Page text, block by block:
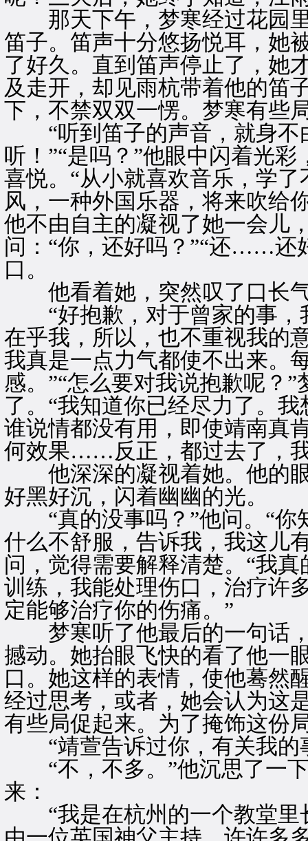
那天下午，梦寒经过花园里
笛子。笛声十分悠扬悦耳，她
了好久。直到笛声停止了，她
及走开，却见雨杭带着他的笛
下，不禁双双一愣。梦寒有些
“听到笛子的声音，就身不
听！”“是吗？”他眼中闪着光
喜悦。“从小就喜欢音乐，学
风，一种外国乐器，将来吹给
他不由自主的凝视了她一会儿
问：“你，还好吗？”“还……还
口。
他看着她，突然叹了口长
“好抱歉，对于曾家的事，
在乎我，所以，也不重视我的
我真是一点力气都使不出来。
感。”“怎么要对我说抱歉呢？
了。“我知道你已经尽力了。
谁说情都没有用，即使靖南真
何效果……反正，都过去了，
他深深的凝视着她。他的眼
好黑好沉，闪着幽幽的光。
“真的没事吗？”他问。“你
什么不舒服，告诉我，我这
问，觉得需要解释清楚。“我
训练，我能处理伤口，治疗许
定能够治疗你的伤痛。”
梦寒听了他最后的一句话，
撼动。她抬眼飞快的看了他一
口。她这样的表情，使他蓦然
经过思考，或者，她会认为这
有些局促起来。为了掩饰这份
“靖萱告诉过你，有关我的
“不，不多。”他沉思了一下
来：
“我是在杭州的一个教堂里